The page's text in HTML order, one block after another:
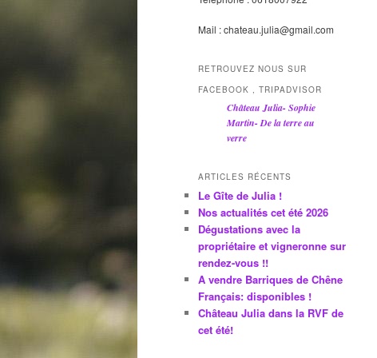
Mail : chateau.julia@gmail.com
RETROUVEZ NOUS SUR
FACEBOOK , TRIPADVISOR
Château Julia- Sophie
Martin- De la terre au
verre
ARTICLES RÉCENTS
Le Gîte de Julia !
Nos actualités cet été 2026
Dégustations avec la
propriétaire et vigneronne sur
rendez-vous !!
A vendre Barriques de Chêne
Français: disponibles !
Château Julia dans la RVF de
cet été!